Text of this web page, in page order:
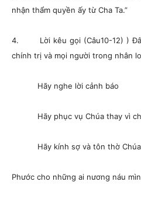
nhận thẩm quyền ấy từ Cha Ta.”
4. Lời kêu gọi (Câu10-12) )
chính trị và mọi người trong nhân
Hãy nghe lời cảnh báo
Hãy phục vụ Chúa thay vì
Hãy kính sợ và tôn thờ
Phước cho những ai nương náu